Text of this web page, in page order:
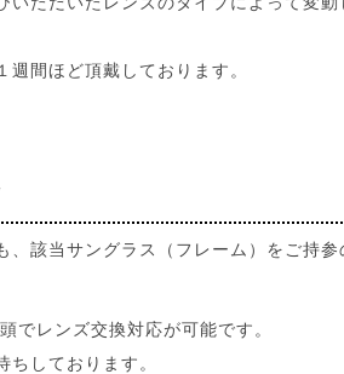
間ほど頂戴しております。
、該当サングラス（フレーム）をご持
でレンズ交換対応が可能です。
しております。